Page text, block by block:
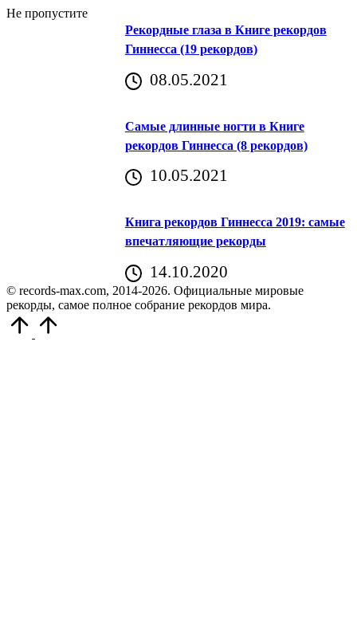
Не пропустите
Рекордные глаза в Книге рекордов
Гиннесса (19 рекордов)
08.05.2021
Самые длинные ногти в Книге
рекордов Гиннесса (8 рекордов)
10.05.2021
Книга рекордов Гиннесса 2019: самые
впечатляющие рекорды
14.10.2020
© records-max.com, 2014-2026. Официальные мировые
рекорды, самое полное собрание рекордов мира.